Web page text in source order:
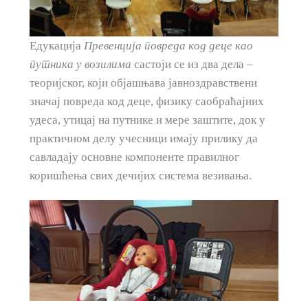
Едукација Превенција повреда код деце као
путника у возилима састоји се из два дела –
теоријског, који објашњава јавноздравствени
значај повреда код деце, физику саобраћајних
удеса, утицај на путнике и мере заштите, док у
практичном делу учесници имају прилику да
савладају основне компоненте правилног
коришћења свих дечијих система везивања.